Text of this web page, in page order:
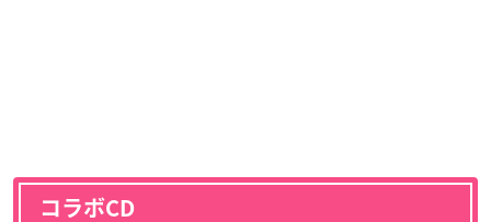
コラボCD